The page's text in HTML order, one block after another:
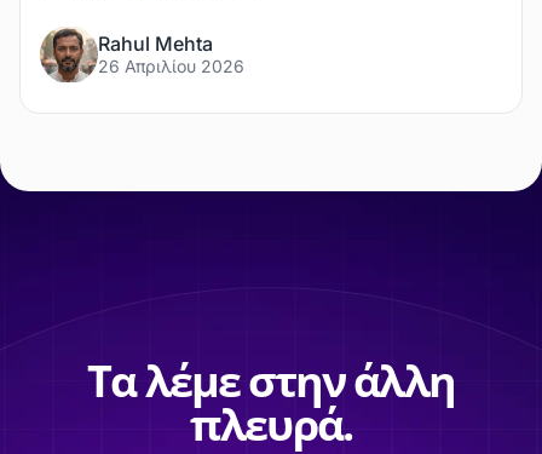
Rahul Mehta
26 Απριλίου 2026
Τα λέμε στην άλλη
πλευρά.